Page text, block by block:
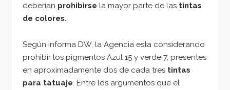
deberían prohibirse la mayor parte de las tintas
de colores.
Según informa DW, la Agencia esta considerando
prohibir los pigmentos Azul 15 y verde 7, presentes
en aproximadamente dos de cada tres tintas
para tatuaje. Entre los argumentos que el